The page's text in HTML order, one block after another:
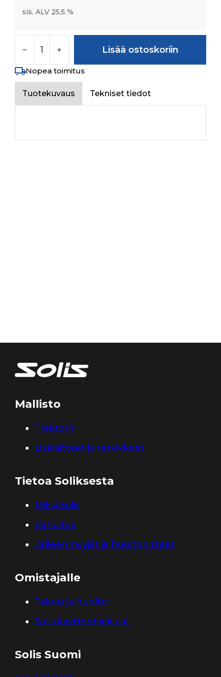
sis. ALV 25,5 %
Lisää ostoskoriin
Nopea toimitus
Tuotekuvaus Tekniset tiedot
Mallisto
Traktorit
Lisälaitteet ja tarvikkeet
Tietoa Soliksesta
Miksi Solis
Rahoitus
Jälleenmyyjät ja huoltopisteet
Omistajalle
Takuu ja huolto
Solis käyttöohjekirjat
Solis Suomi